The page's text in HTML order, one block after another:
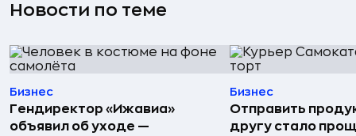
Новости по теме
Бизнес
Гендиректор «Ижавиа»
объявил об уходе —
Бизнес
Отправить
другу стало